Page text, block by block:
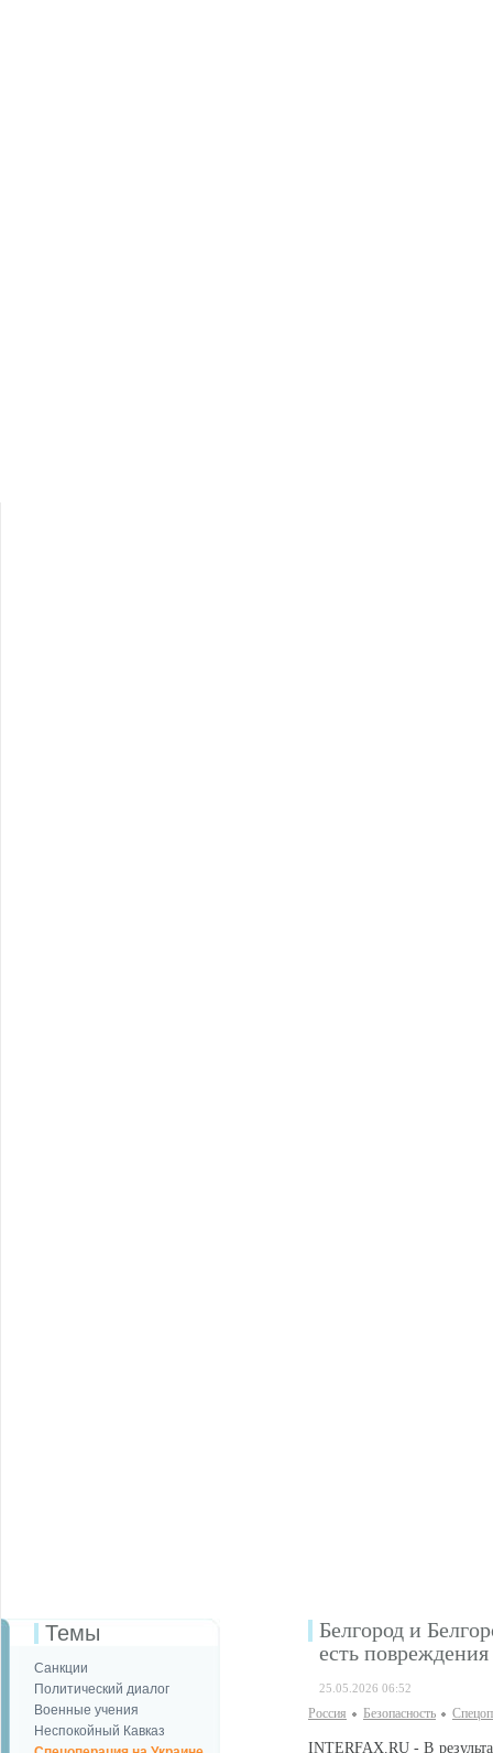
Темы
Санкции
Политический диалог
Военные учения
Неспокойный Кавказ
Белгород и
есть повреждения
25.05.2026 06:52
Россия Безопаcность
INTERFAX.RU - В